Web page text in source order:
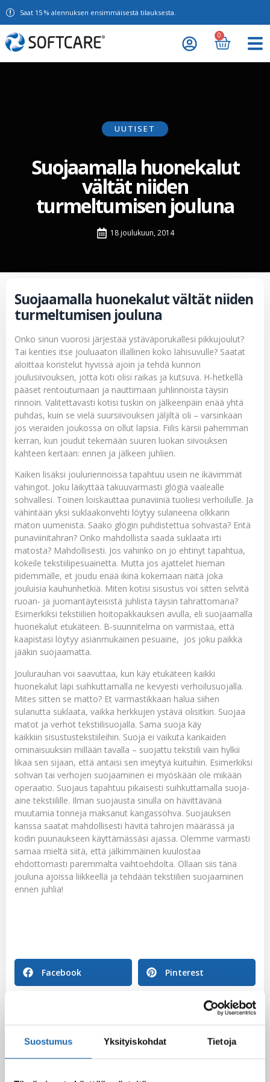
Suostumus Yksityiskohdat Tietoja
Saat 15 % alennuksen ensimmäisestä tilauksesta.
0
UUTISET
Suojaamalla huonekalut
vältät niiden
turmeltumisen jouluna
18 joulukuun, 2014
Suojaamalla huonekalut vältät niiden
turmeltumisen jouluna
Onko sinun vuorosi järjestää ystäväporukallesi pikkujoulut?
Tai kenties itse jouluaaton illallinen koko lähisuvulle? Saatat
aloittaa koristelut hyvissä ajoin ja tehdä kunnon
joulusiivouksen, jotta koti olisi raikas ja kutsuva. H-hetkellä
pääset rentoutumaan ja nauttimaan juhlinnoista täysin
rinnoin. Valitettavasti kotisi tuskin on jälkeenpäin enää yhtä
puhdas, kuin se vielä suursiivouksen jäljiltä oli – varsinkaan
jos vieraiden joukossa on ollut lapsia. Fiilis kärsii pahemman
kerran, kun joudut tekemään suuren luokan siivouksen
kahteen kertaan: ennen ja jälkeen juhlien.
Kaiken lisäksi jouluriennoissa tapahtuu usein ne ikävimmät
vahingot. Joku läikyttää takuuvarmasti glögiä vaalealle
sohvallesi. Toinen loiskauttaa punaviiniä tuoliesi verhoilulle. Ja
vähintään yksi suklaakonvehti löytyy sulaneena olkkarin
maton uumenista. Saako glögin puhdistettua sohvasta? Entä
punaviinitahran? Onko mahdollista saada suklaata irti
matosta? Mahdollisesti. Jos vahinko on jo ehtinyt tapahtua,
kokeile tekstiilipesuainetta. Mutta jos ajattelet hieman
pidemmälle, et joudu enää ikinä kokemaan näitä joka
jouluisia kauhunhetkiä. Miten kotisi sisustus voi sitten selvitä
ruoan- ja juomantäyteisistä juhlista täysin tahrattomana?
Esimerkiksi tekstiilien hoitopakkauksen avulla, eli suojaamalla
huonekalut etukäteen. B-suunnitelma on varmistaa, että
kaapistasi löytyy asianmukainen pesuaine, jos joku paikka
jääkin suojaamatta.
Joulurauhan voi saavuttaa, kun käy etukäteen kaikki
huonekalut läpi suihkuttamalla ne kevyesti verhoilusuojalla.
Mites sitten se matto? Et varmastikkaan halua siihen
sulanutta suklaata, vaikka herkkujen ystävä olisitkin. Suojaa
matot ja verhot tekstiilisuojalla. Sama suoja käy
kaikkiin sisustustekstiileihin. Suoja ei vaikuta kankaiden
ominaisuuksiin millään tavalla – suojattu tekstiili vain hylkii
likaa sen sijaan, että antaisi sen imeytyä kuituihin. Esimerkiksi
sohvan tai verhojen suojaaminen ei myöskään ole mikään
operaatio. Suojaus tapahtuu pikaisesti suihkuttamalla suoja-
aine tekstiilille. Ilman suojausta sinulla on hävittävänä
muutamia tonneja maksanut kangassohva. Suojauksen
kanssa saatat mahdollisesti hävitä tahrojen määrässä ja
kodin puunaukseen käyttämässäsi ajassa. Olemme varmasti
samaa mieltä siitä, että jälkimmäinen kuulostaa
ehdottomasti paremmalta vaihtoehdolta. Ollaan siis tänä
jouluna ajoissa liikkeellä ja tehdään tekstiilien suojaaminen
ennen juhlia!
Facebook Pinterest
Reijo